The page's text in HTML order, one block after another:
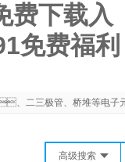
费下载入
免费福利
二三极管、桥堆等电
高级搜索